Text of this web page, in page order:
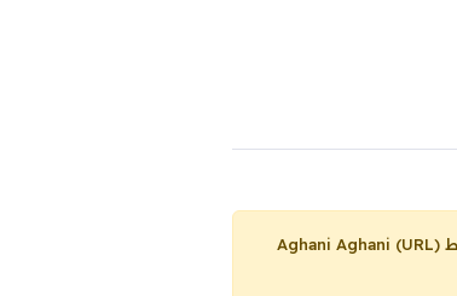
Aghani Aghani (URL)